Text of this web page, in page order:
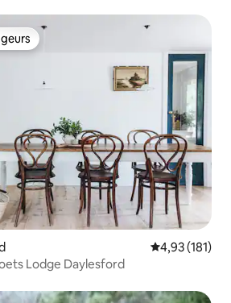
Note
4,93 (181)
Lodge Daylesford